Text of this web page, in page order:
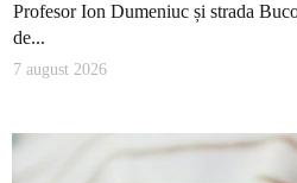
Profesor Ion Dumeniuc și strada
de...
7 august 2026